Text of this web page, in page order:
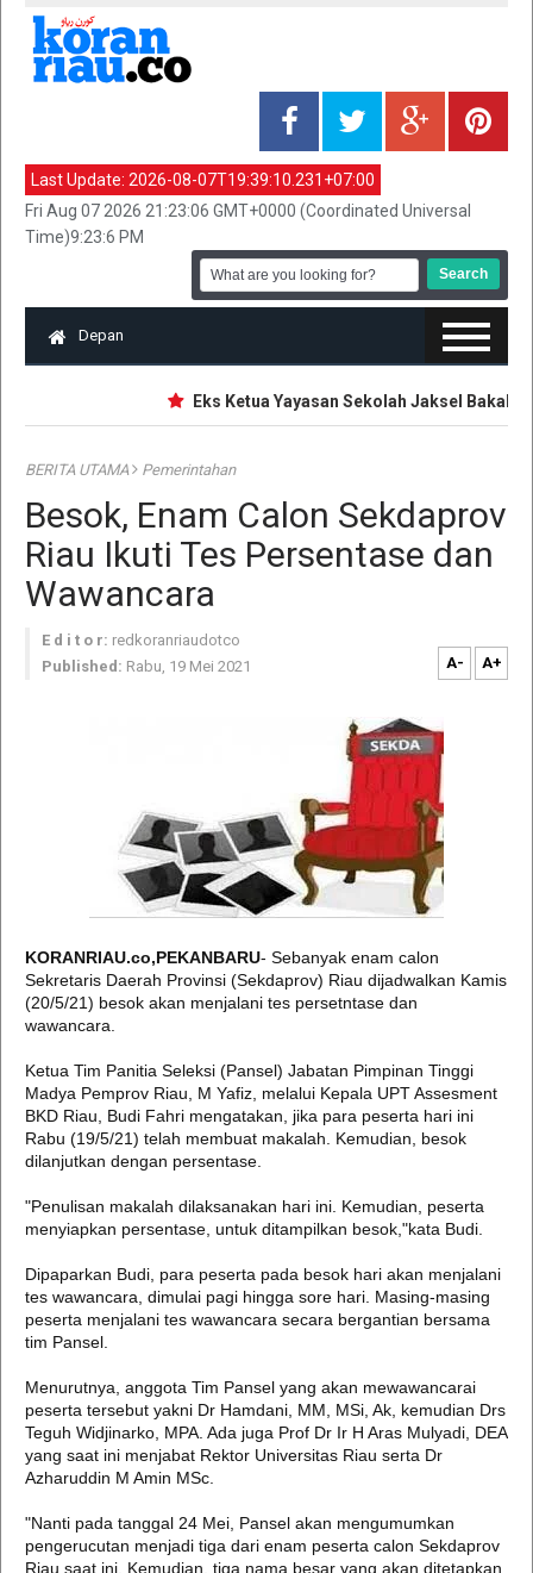
Last Update: 2026-08-07T19:39:10.231+07:00
Fri Aug 07 2026 21:23:06 GMT+0000 (Coordinated Universal
Time)9:23:6 PM
Depan
Eks Ketua Yayasan Sekolah Jaksel Bakal
BERITA UTAMA Pemerintahan
Besok, Enam Calon Sekdaprov
Riau Ikuti Tes Persentase dan
Wawancara
E d i t o r: redkoranriaudotco
Published: Rabu, 19 Mei 2021 A- A+
KORANRIAU.co,PEKANBARU- Sebanyak enam calon
Sekretaris Daerah Provinsi (Sekdaprov) Riau dijadwalkan Kamis
(20/5/21) besok akan menjalani tes persetntase dan
wawancara.
Ketua Tim Panitia Seleksi (Pansel) Jabatan Pimpinan Tinggi
Madya Pemprov Riau, M Yafiz, melalui Kepala UPT Assesment
BKD Riau, Budi Fahri mengatakan, jika para peserta hari ini
Rabu (19/5/21) telah membuat makalah. Kemudian, besok
dilanjutkan dengan persentase.
"Penulisan makalah dilaksanakan hari ini. Kemudian, peserta
menyiapkan persentase, untuk ditampilkan besok,"kata Budi.
Dipaparkan Budi, para peserta pada besok hari akan menjalani
tes wawancara, dimulai pagi hingga sore hari. Masing-masing
peserta menjalani tes wawancara secara bergantian bersama
tim Pansel.
Menurutnya, anggota Tim Pansel yang akan mewawancarai
peserta tersebut yakni Dr Hamdani, MM, MSi, Ak, kemudian Drs
Teguh Widjinarko, MPA. Ada juga Prof Dr Ir H Aras Mulyadi, DEA
yang saat ini menjabat Rektor Universitas Riau serta Dr
Azharuddin M Amin MSc.
"Nanti pada tanggal 24 Mei, Pansel akan mengumumkan
pengerucutan menjadi tiga dari enam peserta calon Sekdaprov
Riau saat ini. Kemudian, tiga nama besar yang akan ditetapkan